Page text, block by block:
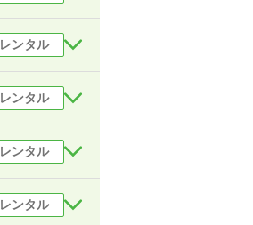
レンタル
レンタル
レンタル
レンタル